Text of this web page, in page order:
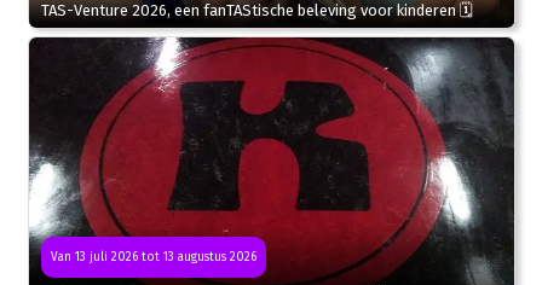
TAS-Venture 2026, een fanTAStische beleving voor kinderen 🗓
Van 13 juli 2026 tot 13 augustus 2026